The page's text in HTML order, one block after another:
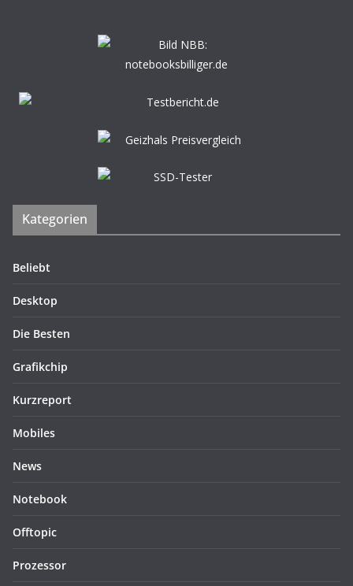
Kategorien
Beliebt
Desktop
Die Besten
Grafikchip
Kurzreport
Mobiles
News
Notebook
Offtopic
Prozessor